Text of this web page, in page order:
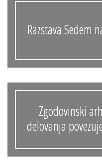
Razstava Sedem
Zgodovinski
delovanja